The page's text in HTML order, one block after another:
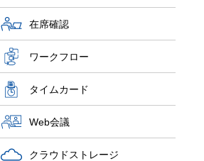
在席確認
ワークフロー
タイムカード
Web会議
クラウドストレージ